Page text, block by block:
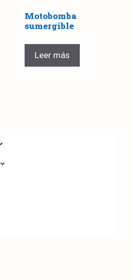
Motobomba
sumergible
Leer más